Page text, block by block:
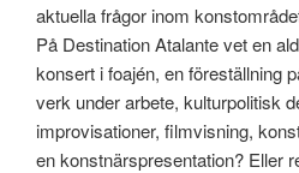
aktuella frågor inom
På Destination Atalante vet en
konsert i foajén, en föreställning
verk under arbete, kulturpolitisk
improvisationer, filmvisning,
en konstnärspresentation? Eller